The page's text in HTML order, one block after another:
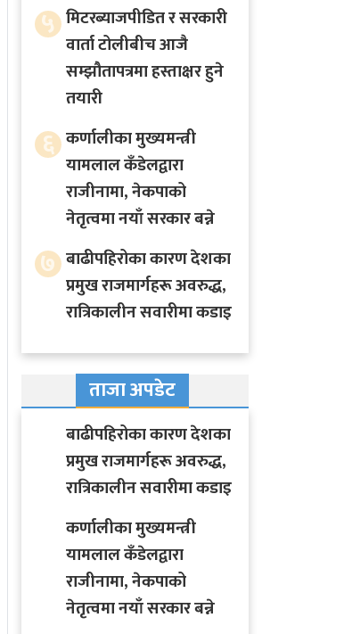
५ मिटरब्याजपीडित र सरकारी
वार्ता टोलीबीच आजै
सम्झौतापत्रमा हस्ताक्षर हुने
तयारी
६ कर्णालीका मुख्यमन्त्री
यामलाल कँडेलद्वारा
राजीनामा, नेकपाको
नेतृत्वमा नयाँ सरकार बन्ने
७ बाढीपहिरोका कारण देशका
प्रमुख राजमार्गहरू अवरुद्ध,
रात्रिकालीन सवारीमा कडाइ
ताजा अपडेट
बाढीपहिरोका कारण देशका
प्रमुख राजमार्गहरू अवरुद्ध,
रात्रिकालीन सवारीमा कडाइ
कर्णालीका मुख्यमन्त्री
यामलाल कँडेलद्वारा
राजीनामा, नेकपाको
नेतृत्वमा नयाँ सरकार बन्ने